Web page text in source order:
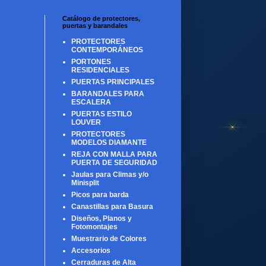
Catálogo de protectores,
puertas y barandales
PROTECTORES
CONTEMPORÁNEOS
PORTONES
RESIDENCIALES
PUERTAS PRINCIPALES
BARANDALES PARA
ESCALERA
PUERTAS ESTILO
LOUVER
PROTECTORES
MODELOS DIAMANTE
REJA CON MALLA PARA
PUERTA DE SEGURIDAD
Jaulas para Climas y/o
Minisplit
Picos para barda
Canastillas para Basura
Diseños, Planos y
Fotomontajes
Muestrario de Colores
Accesorios
Cerraduras de Alta